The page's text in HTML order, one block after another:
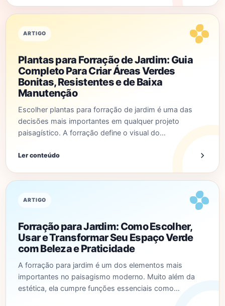
ARTIGO
Plantas para Forração de Jardim: Guia
Completo Para Criar Áreas Verdes
Bonitas, Resistentes e de Baixa
Manutenção
Escolher plantas para forração de jardim é uma das
decisões mais importantes em qualquer projeto
paisagístico. A forração define o visual do…
Ler conteúdo
ARTIGO
Forração para Jardim: Como Escolher,
Usar e Transformar Seu Espaço Verde
com Beleza e Praticidade
A forração para jardim é um dos elementos mais
importantes no paisagismo moderno. Muito além da
estética, ela cumpre funções essenciais como…